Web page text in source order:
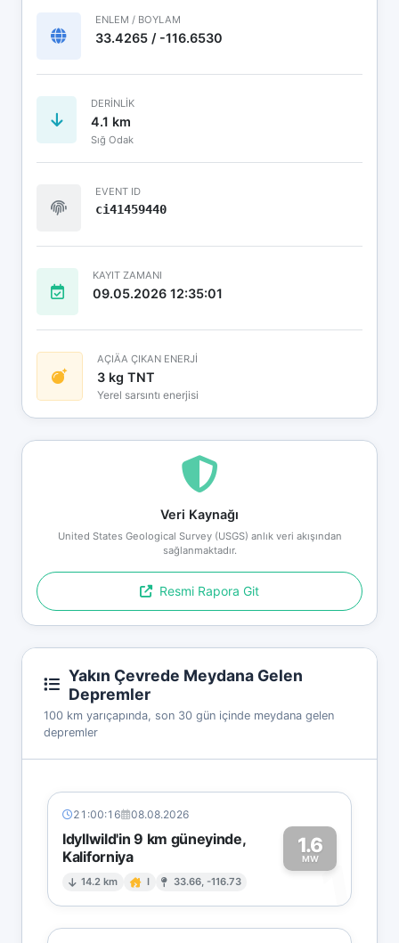
ENLEM / BOYLAM
33.4265 / -116.6530
DERINLIK
4.1 km
Sığ Odak
EVENT ID
ci41459440
KAYIT ZAMANI
09.05.2026 12:35:01
AÇIÄA ÇIKAN ENERJİ
3 kg TNT
Yerel sarsıntı enerjisi
Veri Kaynağı
United States Geological Survey (USGS) anlık veri akışından
sağlanmaktadır.
Resmi Rapora Git
Yakın Çevrede Meydana Gelen
Depremler
100 km yarıçapında, son 30 gün içinde meydana gelen
depremler
21:00:16 08.08.2026
Idyllwild'in 9 km güneyinde,
Kaliforniya
14.2 km I 33.66, -116.73
1.6
MW1